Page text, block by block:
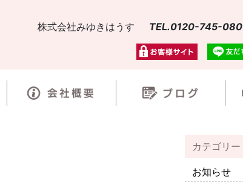
株式会社みゆきはうす TEL.0120-745-080
カテゴリー
お知らせ